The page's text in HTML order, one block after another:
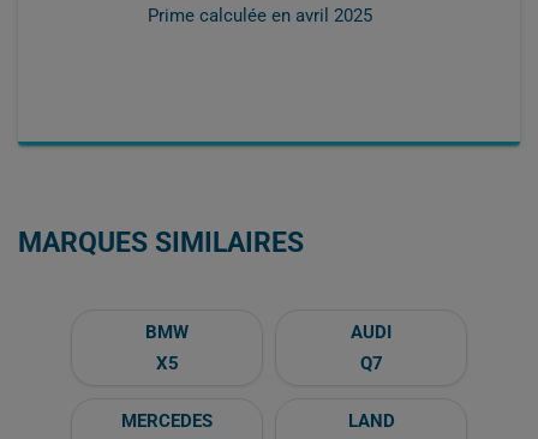
Prime calculée en avril 2025
MARQUES SIMILAIRES
BMW
X5
AUDI
Q7
MERCEDES LAND